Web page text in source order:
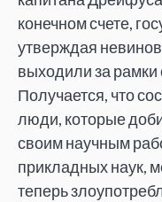
конечном счете,
утверждая
выходили за рамки
Получается, что
люди, которые
своим научным
прикладных наук,
теперь